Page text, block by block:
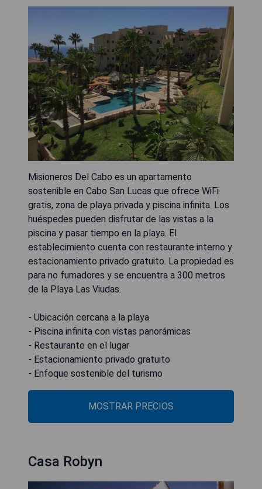
Misioneros Del Cabo es un apartamento
sostenible en Cabo San Lucas que ofrece WiFi
gratis, zona de playa privada y piscina infinita. Los
huéspedes pueden disfrutar de las vistas a la
piscina y pasar tiempo en la playa. El
establecimiento cuenta con restaurante interno y
estacionamiento privado gratuito. La propiedad es
para no fumadores y se encuentra a 300 metros
de la Playa Las Viudas.
- Ubicación cercana a la playa
- Piscina infinita con vistas panorámicas
- Restaurante en el lugar
- Estacionamiento privado gratuito
- Enfoque sostenible del turismo
MOSTRAR PRECIOS
Casa Robyn